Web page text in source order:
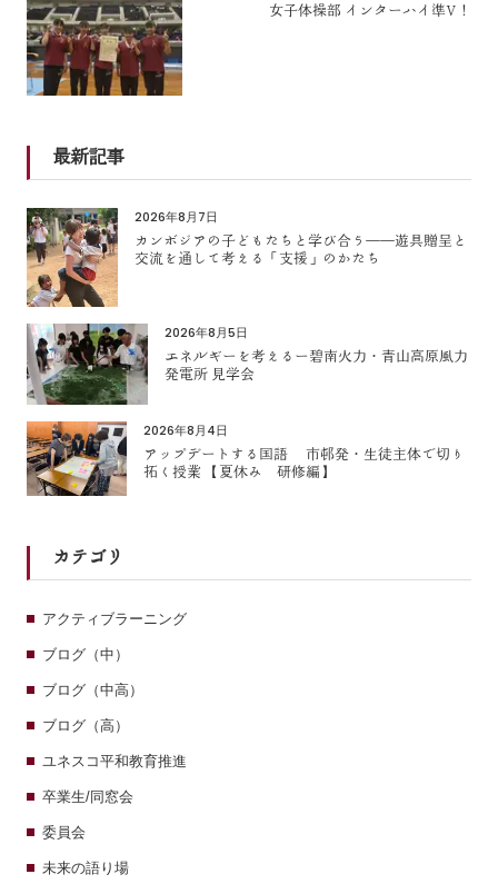
女子体操部 インターハイ準V！
最新記事
2026年8月7日
カンボジアの子どもたちと学び合う――遊具贈呈と
交流を通して考える「支援」のかたち
2026年8月5日
エネルギーを考えるー碧南火力・青山高原風力
発電所 見学会
2026年8月4日
アップデートする国語 市邨発・生徒主体で切り
拓く授業 【夏休み 研修編】
カテゴリ
アクティブラーニング
ブログ（中）
ブログ（中高）
ブログ（高）
ユネスコ平和教育推進
卒業生/同窓会
委員会
未来の語り場